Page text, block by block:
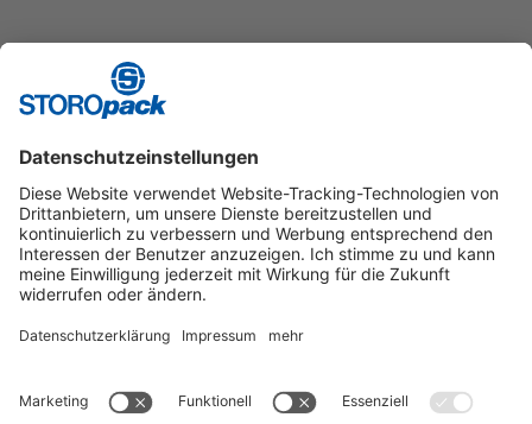
Instagram LinkedIn Vimeo
YouTube Glassdoor
Kununu